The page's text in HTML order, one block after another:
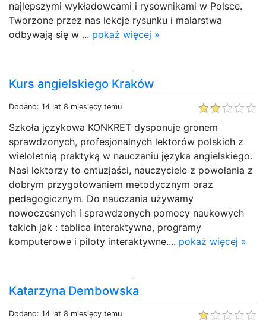
najlepszymi wykładowcami i rysownikami w Polsce.
Tworzone przez nas lekcje rysunku i malarstwa
odbywają się w ... pokaż więcej »
Kurs angielskiego Kraków
Dodano: 14 lat 8 miesięcy temu
Szkoła językowa KONKRET dysponuje gronem
sprawdzonych, profesjonalnych lektorów polskich z
wieloletnią praktyką w nauczaniu języka angielskiego.
Nasi lektorzy to entuzjaści, nauczyciele z powołania z
dobrym przygotowaniem metodycznym oraz
pedagogicznym. Do nauczania używamy
nowoczesnych i sprawdzonych pomocy naukowych
takich jak : tablica interaktywna, programy
komputerowe i piloty interaktywne.... pokaż więcej »
Katarzyna Dembowska
Dodano: 14 lat 8 miesięcy temu